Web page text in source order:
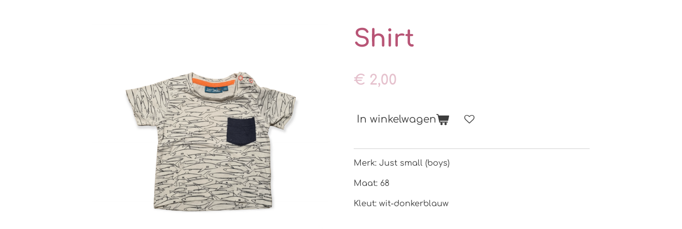
Shirt
€ 2,00
In winkelwagen
Merk: Just small (boys)
Maat: 68
Kleut: wit-donkerblauw